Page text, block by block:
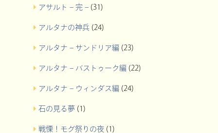
アサルト – 完 –(31)
アルタナの神兵(24)
アルタナ – サンドリア編 (23)
アルタナ – バストゥーク編 (22)
アルタナ – ウィンダス編 (24)
石の見る夢 (1)
戦慄！モグ祭りの夜(1)